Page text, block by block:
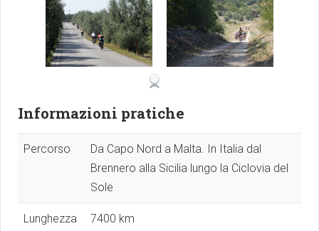
Informazioni pratiche
Percorso
Da Capo Nord a Malta. In Italia dal
Brennero alla Sicilia lungo la Ciclovia del
Sole
Lunghezza 7400 km